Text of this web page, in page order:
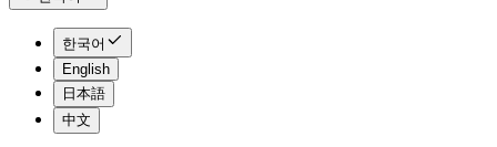
한국어
English
日本語
中文